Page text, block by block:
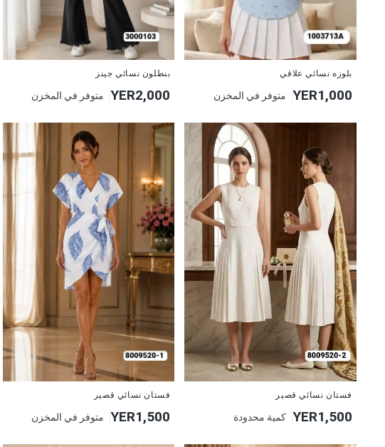
بلوزه نسائي علاقي
YER1,000 متوفر في المخزن
بنطلون نسائي جينز
YER2,000 متوفر في المخزن
فستان نسائي قصير
YER1,500 كمية محدودة
فستان نسائي قصير
YER1,500 متوفر في المخزن